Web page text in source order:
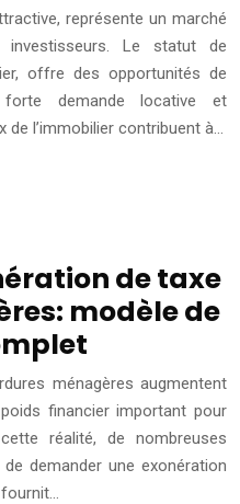
représente un marché
Le statut de
offre des opportunités de
forte demande locative et
l’immobilier contribuent à…
de taxe
modèle de
ménagères augmentent
financier important pour
réalité, de nombreuses
demander une exonération